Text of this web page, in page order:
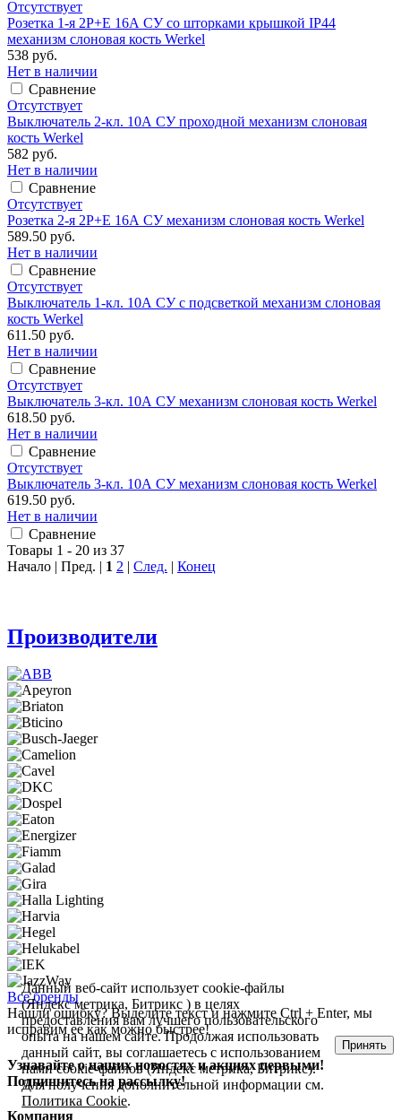
Отсутствует
Розетка 1-я 2P+E 16А СУ со шторками крышкой IP44
механизм слоновая кость Werkel
538 руб.
Нет в наличии
Сравнение
Отсутствует
Выключатель 2-кл. 10А СУ проходной механизм слоновая
кость Werkel
582 руб.
Нет в наличии
Сравнение
Отсутствует
Розетка 2-я 2P+E 16А СУ механизм слоновая кость Werkel
589.50 руб.
Нет в наличии
Сравнение
Отсутствует
Выключатель 1-кл. 10А СУ с подсветкой механизм слоновая
кость Werkel
611.50 руб.
Нет в наличии
Сравнение
Отсутствует
Выключатель 3-кл. 10А СУ механизм слоновая кость Werkel
618.50 руб.
Нет в наличии
Сравнение
Отсутствует
Выключатель 3-кл. 10А СУ механизм слоновая кость Werkel
619.50 руб.
Нет в наличии
Сравнение
Товары 1 - 20 из 37
Начало | Пред. | 1 2 | След. | Конец
Производители
Все бренды
Нашли ошибку? Выделите текст и нажмите Ctrl + Enter, мы
исправим ее как можно быстрее!
Узнавайте о наших новостях и акциях первыми!
Подпишитесь на рассылку!
Компания
Данный веб-сайт использует cookie-файлы
(Яндекс метрика, Битрикс ) в целях
предоставления вам лучшего пользовательского
опыта на нашем сайте. Продолжая использовать
данный сайт, вы соглашаетесь с использованием
нами cookie-файлов (Яндекс метрика, Битрикс).
Для получения дополнительной информации см.
Политика Cookie.
Принять